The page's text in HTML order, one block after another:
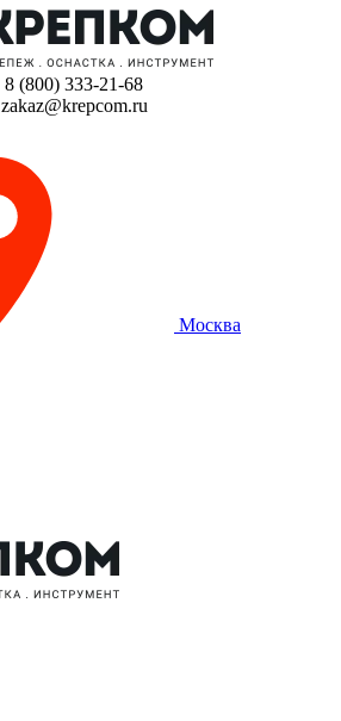
8 (800) 333-21-68
zakaz@krepcom.ru
Москва